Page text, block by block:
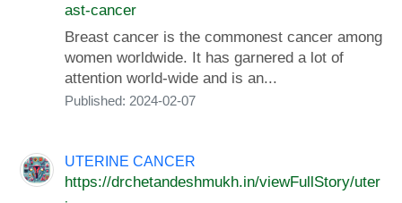
ast-cancer
Breast cancer is the commonest cancer among
women worldwide. It has garnered a lot of
attention world-wide and is an...
Published: 2024-02-07
UTERINE CANCER
https://drchetandeshmukh.in/viewFullStory/uter